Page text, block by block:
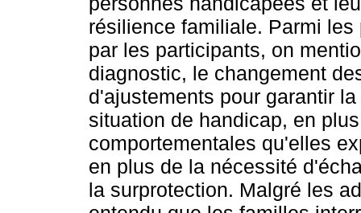
résilience familiale. Parmi
par les participants, on
diagnostic, le changement
d'ajustements pour garantir
situation de handicap, en
comportementales qu'elles
en plus de la nécessité
la surprotection. Malgré les